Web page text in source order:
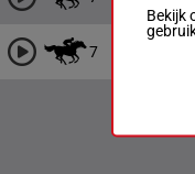
7
Bekijk